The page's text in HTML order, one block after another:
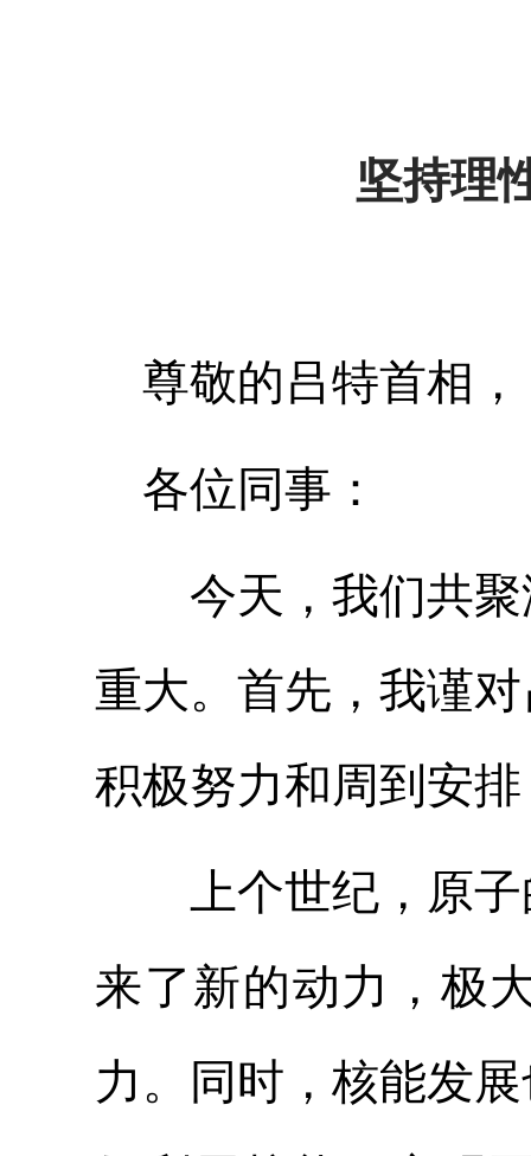
坚持理
尊敬的吕特首相，
各位同事：
今天，我们共聚
重大。首先，我谨
积极努力和周到安
上个世纪，原子
来了新的动力，极
力。同时，核能发